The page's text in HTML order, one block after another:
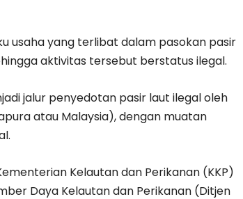
usaha yang terlibat dalam pasokan pasir
aktivitas tersebut berstatus ilegal.
jalur penyedotan pasir laut ilegal oleh
atau Malaysia), dengan muatan
Kelautan dan Perikanan (KKP)
Daya Kelautan dan Perikanan (Ditjen